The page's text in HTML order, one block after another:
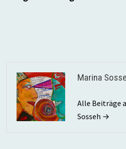
Marina
Alle Beiträge
Sosseh →